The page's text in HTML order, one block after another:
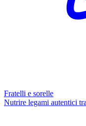
Fratelli e sorelle
Nutrire legami autentici